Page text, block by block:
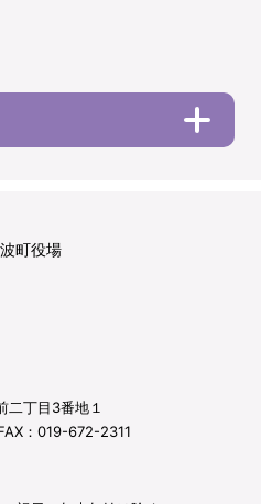
二丁目3番地１
：019-672-2311